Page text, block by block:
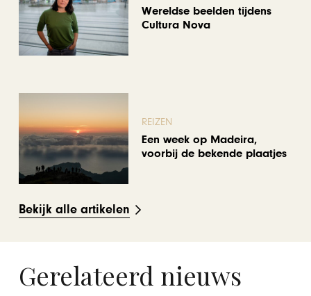
Wereldse beelden tijdens
Cultura Nova
REIZEN
Een week op Madeira,
voorbij de bekende plaatjes
Bekijk alle artikelen
Gerelateerd nieuws